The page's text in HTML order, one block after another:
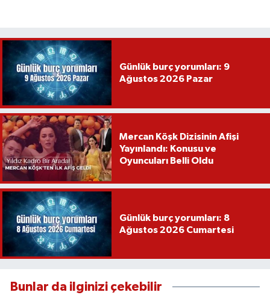
Günlük burç yorumları: 9
Ağustos 2026 Pazar
Mercan Köşk Dizisinin Afişi
Yayınlandı: Konusu ve
Oyuncuları Belli Oldu
Günlük burç yorumları: 8
Ağustos 2026 Cumartesi
Bunlar da ilginizi çekebilir